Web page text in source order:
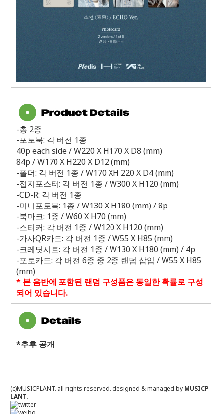
-총 2종
-포토북: 각 버전 1종
40p each side / W220 X H170 X D8 (mm)
84p / W170 X H220 X D12 (mm)
-폴더: 각 버전 1종 / W170 XH 220 X D4 (mm)
-접지포스터: 각 버전 1종 / W300 X H120 (mm)
-CD-R: 각 버전 1종
-미니포토북: 1종 / W130 X H180 (mm) / 8p
-북마크: 1종 / W60 X H70 (mm)
-스티커: 각 버전 1종 / W120 X H120 (mm)
-가사QR카드: 각 버전 1종 / W55 X H85 (mm)
-크레딧시트: 각 버전 1종 / W130 X H180 (mm) / 4p
-포토카드: 각 버전 6종 중 2종 랜덤 삽입 / W55 X H85
(mm)
* 본 음반에 포함된 랜덤 구성품은 동일한 확률로 구성
되어 있습니다.
*추후 공개
(c)MUSICPLANT. all rights reserved. designed & managed by MUSICP
LANT.